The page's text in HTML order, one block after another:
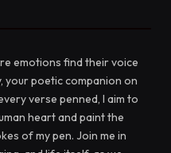
emotions find their voice
your poetic companion on
verse penned, I aim to
heart and paint the
of my pen. Join me in